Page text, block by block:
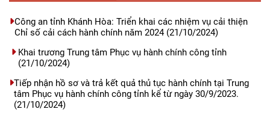
Công an tỉnh Khánh Hòa: Triển khai các nhiệm vụ cải thiện
Chỉ số cải cách hành chính năm 2024(21/10/2024)
Khai trương Trung tâm Phục vụ hành chính công tỉnh
(21/10/2024)
Tiếp nhận hồ sơ và trả kết quả thủ tục hành chính tại Trung
tâm Phục vụ hành chính công tỉnh kể từ ngày 30/9/2023.
(21/10/2024)